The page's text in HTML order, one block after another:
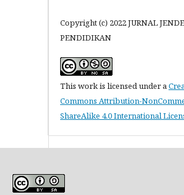
Copyright (c) 2022 JURNAL
PENDIDIKAN
This work is licensed under a
Commons Attribution-
ShareAlike 4.0 International